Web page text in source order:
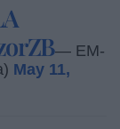
— EM-
May 11,